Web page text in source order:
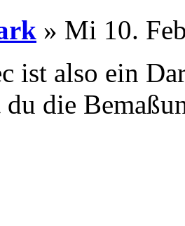
» Mi 10.
ist also ein
du die